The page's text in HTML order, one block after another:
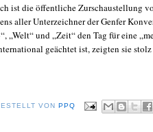
ist die öffentliche Zurschaustellung
aller Unterzeichner der Genfer
„Welt“ und „Zeit“ den Tag für eine
geächtet ist, zeigten sie
VON PPQ